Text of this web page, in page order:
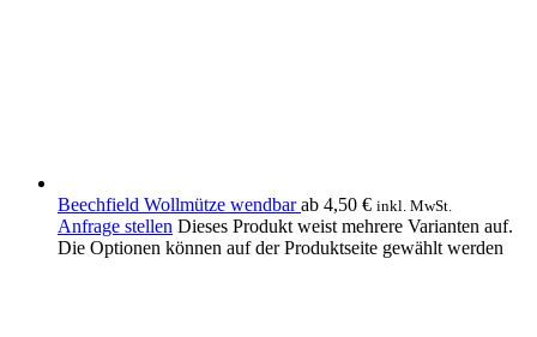
Beechfield Wollmütze wendbarab 4,50 € inkl. MwSt.
Anfrage stellen Dieses Produkt weist mehrere Varianten auf.
Die Optionen können auf der Produktseite gewählt werden